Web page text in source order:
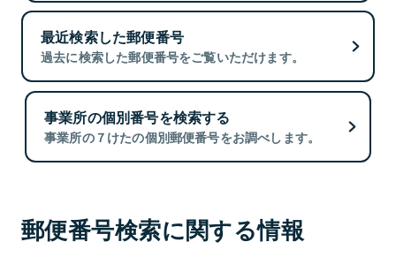
最近検索した郵便番号
過去に検索した郵便番号をご覧いただけます。
事業所の個別番号を検索する
事業所の７けたの個別郵便番号をお調べします。
郵便番号検索に関する情報